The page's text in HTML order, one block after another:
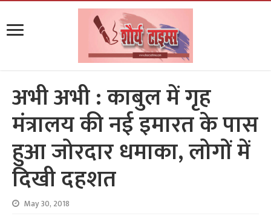
अभी अभी : काबुल में गृह
मंत्रालय की नई इमारत के पास
हुआ जोरदार धमाका, लोगों में
दिखी दहशत
May 30, 2018